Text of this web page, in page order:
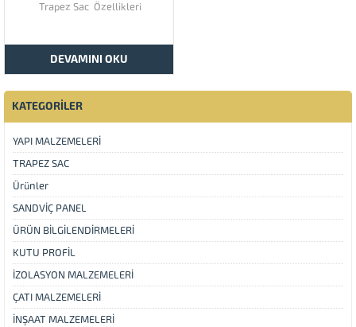
Trapez Sac Özellikleri
DEVAMINI OKU
KATEGORİLER
YAPI MALZEMELERİ
TRAPEZ SAC
Ürünler
SANDVİÇ PANEL
ÜRÜN BİLGİLENDİRMELERİ
KUTU PROFİL
İZOLASYON MALZEMELERİ
ÇATI MALZEMELERİ
İNŞAAT MALZEMELERİ